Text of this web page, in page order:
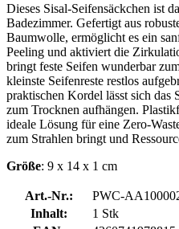
Dieses Sisal-Seifensäckchen ist
Badezimmer. Gefertigt aus
Baumwolle, ermöglicht es ein
Peeling und aktiviert die
bringt feste Seifen wunderbar
kleinste Seifenreste restlos
praktischen Kordel lässt sich das
zum Trocknen aufhängen.
ideale Lösung für eine Zero-
zum Strahlen bringt und
Größe: 9 x 14 x 1 cm
Art.-Nr.:
PWC-
Inhalt:
1 Stk